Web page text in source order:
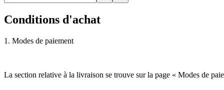
Conditions d'achat
1. Modes de paiement
La section relative à la livraison se trouve sur la page « Modes de